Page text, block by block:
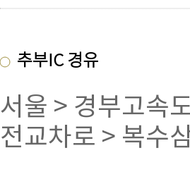
추부IC 경유
서울 > 경부고속
전교차로 > 복수